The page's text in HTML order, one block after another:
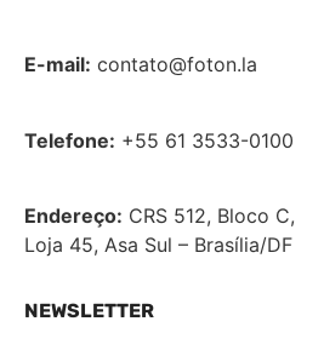
E-mail: contato@foton.la
Telefone: +55 61 3533-0100
Endereço: CRS 512, Bloco C,
Loja 45, Asa Sul – Brasília/DF
NEWSLETTER